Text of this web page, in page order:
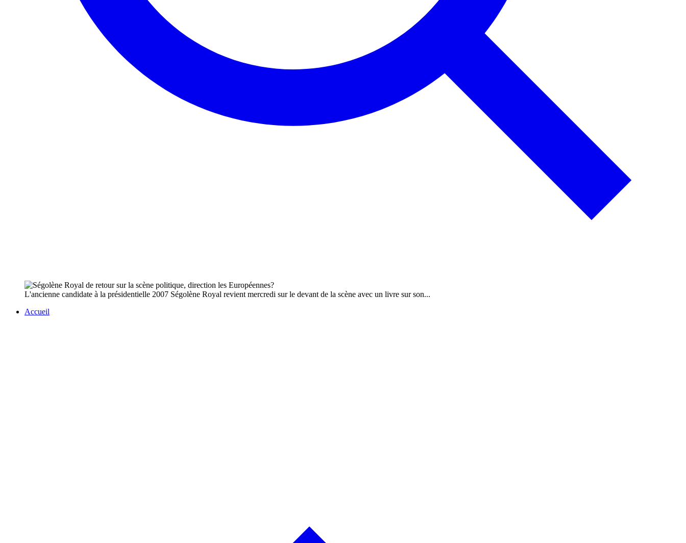
L'ancienne candidate à la présidentielle 2007 Ségolène Royal revient mercredi sur le devant de la scène avec un livre sur son...
Accueil